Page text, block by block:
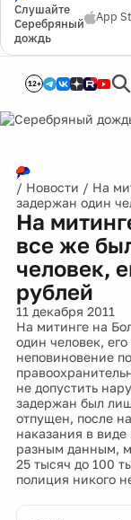
Слушайте
Серебряный
дождь
App
12+
/ Новости / На
задержан один
На
все же
человек,
рублей
11 декабря 2011
На митинге на
один человек,
неповиновение
не допустить
задержан был
отпущен, после
наказания в
разным данным,
25 тысяч до 100
полиция никого